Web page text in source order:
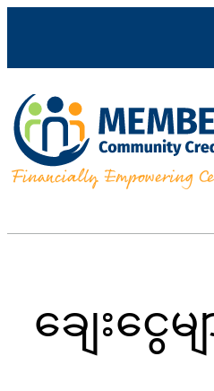
ကျော်သွား
ပါ
ချေးငွေမျ